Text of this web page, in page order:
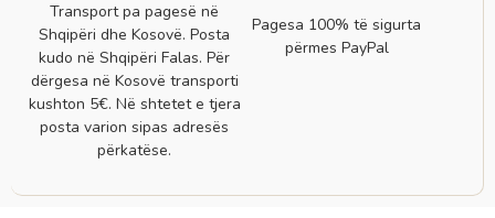
Transport pa pagesë në
Shqipëri dhe Kosovë. Posta
kudo në Shqipëri Falas. Për
dërgesa në Kosovë transporti
kushton 5€. Në shtetet e tjera
posta varion sipas adresës
përkatëse.
Pagesa 100% të sigurta
përmes PayPal